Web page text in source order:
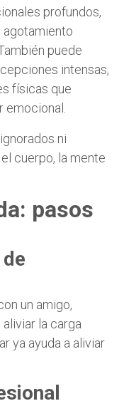
profundos,
agotamiento
puede
intensas,
físicas que
ni
cuerpo, la mente
pasos
un amigo,
la carga
ya ayuda a aliviar